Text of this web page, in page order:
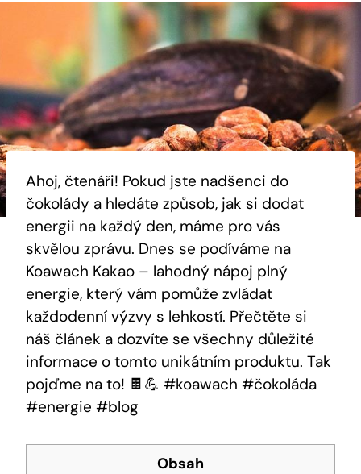
Ahoj, čtenáři! Pokud jste nadšenci​ do
čokolády a hledáte způsob, jak si dodat
energii na každý den, máme ⁢pro vás
skvělou‍ zprávu.⁣ Dnes se podíváme na
Koawach Kakao – lahodný nápoj⁤ plný
energie,⁢ který vám pomůže zvládat
každodenní výzvy s lehkostí. Přečtěte si
náš ⁢článek ⁤a dozvíte se všechny ⁢důležité
informace o tomto ‍unikátním produktu. Tak
pojďme na to! 🍫💪 #koawach #čokoláda
#energie‍ #blog
Obsah